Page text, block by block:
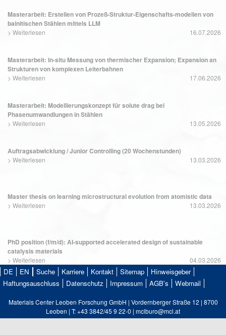
Masterarbeit: Erstellen von Prozeß-Struktur-Eigenschafts-modellen von
bainitischen Stählen mittels LLM
> Weiterlesen 16.07.2026
Masterarbeit: In-situ Messung von thermischer Expansion; Expansion an
Strukturen von komplexen Leiterbahnen
> Weiterlesen 17.06.2026
Masterarbeit: Modellierungskonzept für solute drag bei
Phasenumwandlungen in Stählen
> Weiterlesen 13.05.2026
Auftragsabwicklung / Junior Controlling (20 Wochenstunden)
> Weiterlesen 13.03.2026
Master thesis on learning microstructural evolution from atomistic data
> Weiterlesen 13.03.2026
PhD position (f/m/d): AI-supported accelerated design of sustainable
catalysis materials
> Weiterlesen 04.03.2026
DE EN Suche Karriere Kontakt Sitemap
Hinweisgeber
Haftungsauschluss
Datenschutz Impressum AGB's Webmail
Materials Center Leoben Forschung GmbH | Vordernberger Straße 12 | 8700
Leoben | T: +43 3842/45 9 22-0 | mclburo@mcl.at